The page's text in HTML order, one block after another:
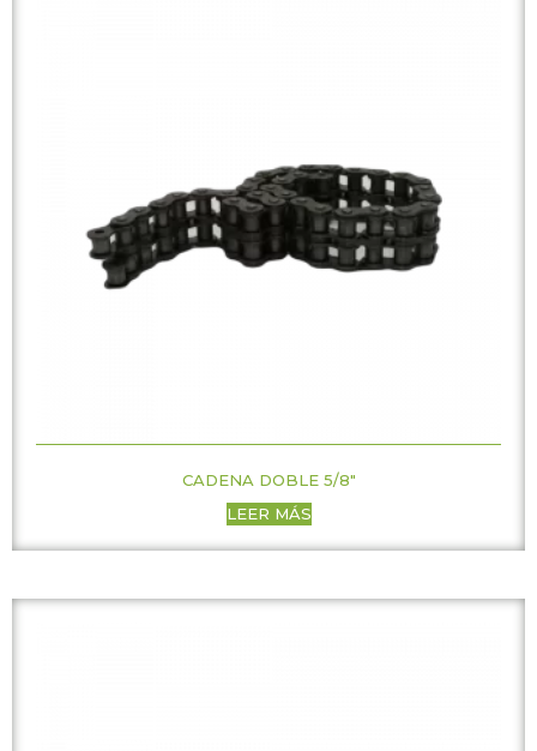
CADENA DOBLE 5/8″
LEER MÁS